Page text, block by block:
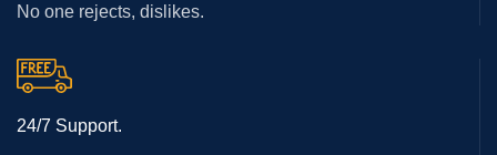
No one rejects, dislikes.
24/7 Support.